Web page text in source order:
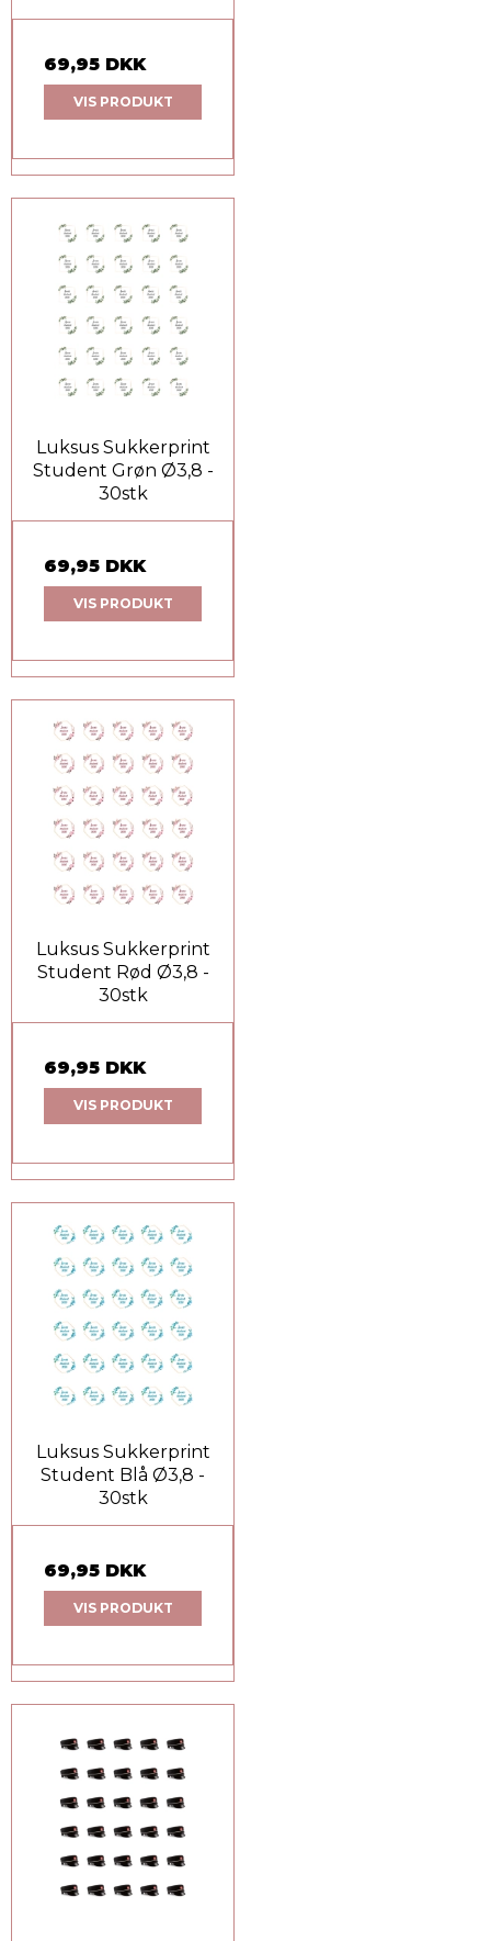
69,95 DKK
VIS PRODUKT
Luksus Sukkerprint
Student Grøn Ø3,8 -
30stk
69,95 DKK
VIS PRODUKT
Luksus Sukkerprint
Student Rød Ø3,8 -
30stk
69,95 DKK
VIS PRODUKT
Luksus Sukkerprint
Student Blå Ø3,8 -
30stk
69,95 DKK
VIS PRODUKT